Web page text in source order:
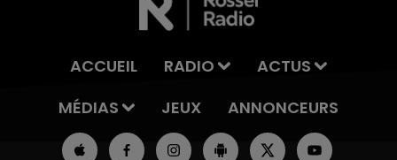
ACCUEIL RADIO
ACTUS
MÉDIAS
JEUX ANNONCEURS